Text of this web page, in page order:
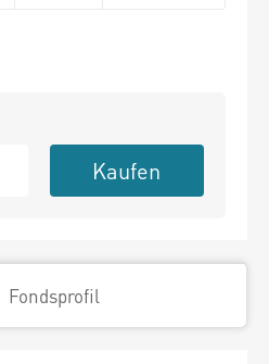
Kaufen
Fondsprofil